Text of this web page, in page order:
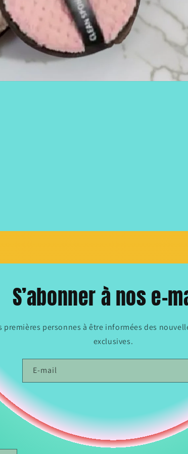
S’abonner à nos e-
premières personnes à être informées des
exclusives.
E-mail